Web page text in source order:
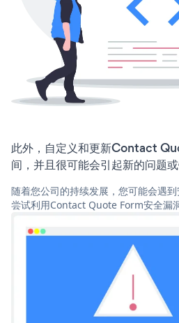
此外，自定义和更新Contact
间，并且很可能会引起新的问题或
随着您公司的持续发展，您可能会遇
尝试利用Contact Quote Form安全漏洞